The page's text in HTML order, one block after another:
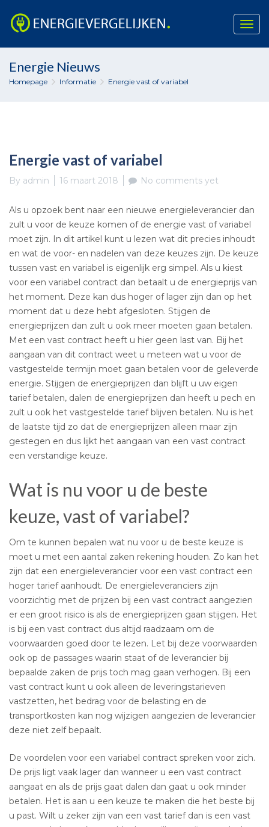
content
Energie Nieuws
Homepage Informatie Energie vast of variabel
Energie vast of variabel
By admin 16 maart 2018 No comments yet
Als u opzoek bent naar een nieuwe energieleverancier dan
zult u voor de keuze komen of de energie vast of variabel
moet zijn. In dit artikel kunt u lezen wat dit precies inhoudt
en wat de voor- en nadelen van deze keuzes zijn. De keuze
tussen vast en variabel is eigenlijk erg simpel. Als u kiest
voor een variabel contract dan betaalt u de energieprijs van
het moment. Deze kan dus hoger of lager zijn dan op het
moment dat u deze hebt afgesloten. Stijgen de
energieprijzen dan zult u ook meer moeten gaan betalen.
Met een vast contract heeft u hier geen last van. Bij het
aangaan van dit contract weet u meteen wat u voor de
vastgestelde termijn moet gaan betalen voor de geleverde
energie. Stijgen de energieprijzen dan blijft u uw eigen
tarief betalen, dalen de energieprijzen dan heeft u pech en
zult u ook het vastgestelde tarief blijven betalen. Nu is het
de laatste tijd zo dat de energieprijzen alleen maar zijn
gestegen en dus lijkt het aangaan van een vast contract
een verstandige keuze.
Wat is nu voor u de beste
keuze, vast of variabel?
Om te kunnen bepalen wat nu voor u de beste keuze is
moet u met een aantal zaken rekening houden. Zo kan het
zijn dat een energieleverancier voor een vast contract een
hoger tarief aanhoudt. De energieleveranciers zijn
voorzichtig met de prijzen bij een vast contract aangezien
er een groot risico is als de energieprijzen gaan stijgen. Het
is bij een vast contract dus altijd raadzaam om de
voorwaarden goed door te lezen. Let bij deze voorwaarden
ook op de passages waarin staat of de leverancier bij
bepaalde zaken de prijs toch mag gaan verhogen. Bij een
vast contract kunt u ook alleen de leveringstarieven
vastzetten, het bedrag voor de belasting en de
transportkosten kan nog wijzigen aangezien de leverancier
deze niet zelf bepaalt.
De voordelen voor een variabel contract spreken voor zich.
De prijs ligt vaak lager dan wanneer u een vast contract
aangaat en als de prijs gaat dalen dan gaat u ook minder
betalen. Het is aan u een keuze te maken die het beste bij
u past. Wilt u zeker zijn van een vast tarief dan is een vast